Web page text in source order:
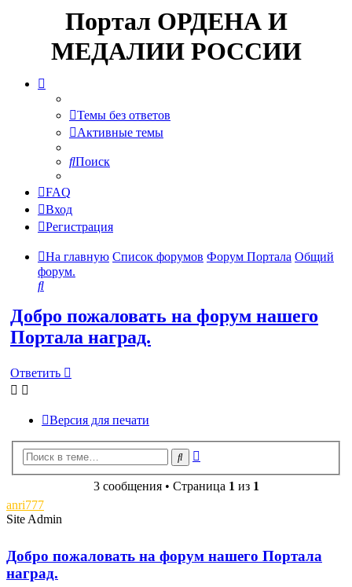
Портал ОРДЕНА И
МЕДАЛИИ РОССИИ
Темы без ответов
Активные темы
Поиск
FAQ
Вход
Регистрация
На главную Список форумов Форум Портала Общий
форум.
Поиск
Добро пожаловать на форум нашего
Портала наград.
Ответить
Версия для печати
Поиск
3 сообщения • Страница 1 из 1
anri777
Site Admin
Добро пожаловать на форум нашего Портала
наград.